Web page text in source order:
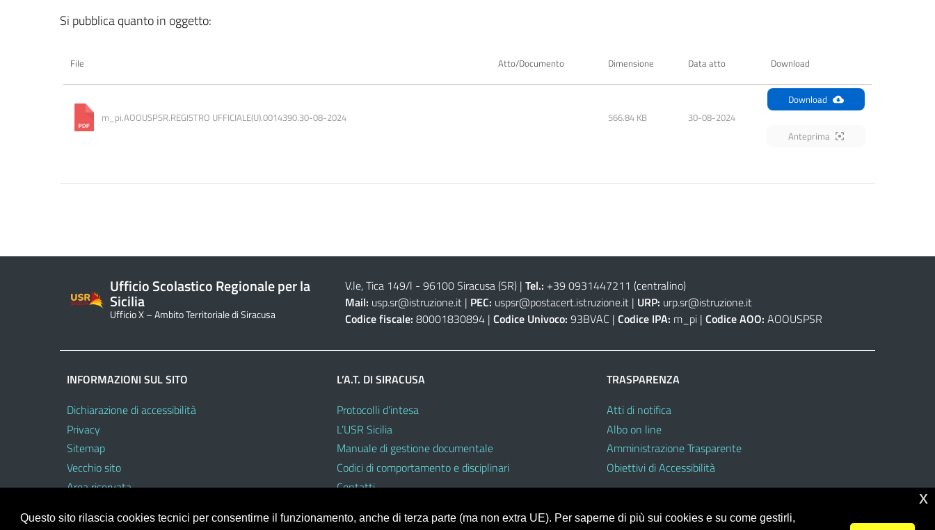
Si pubblica quanto in oggetto:
File Atto/Documento Dimensione Data atto Download
m_pi.AOOUSPSR.REGISTRO UFFICIALE(U).0014390.30-08-2024 566.84 KB 30-08-2024
Download
Anteprima
Ufficio Scolastico Regionale per la
Sicilia
Ufficio X – Ambito Territoriale di Siracusa
V.le, Tica 149/l - 96100 Siracusa (SR)| Tel.: +39 0931447211 (centralino)
Mail: usp.sr@istruzione.it| PEC: uspsr@postacert.istruzione.it| URP: urp.sr@istruzione.it
Codice fiscale: 80001830894 | Codice Univoco: 93BVAC | Codice IPA: m_pi | Codice AOO: AOOUSPSR
INFORMAZIONI SUL SITO
Dichiarazione di accessibilità
Privacy
Sitemap
Vecchio sito
Area riservata
L’A.T. DI SIRACUSA
Protocolli d’intesa
L’USR Sicilia
Manuale di gestione documentale
Codici di comportamento e disciplinari
Contatti
TRASPARENZA
Atti di notifica
Albo on line
Amministrazione Trasparente
Obiettivi di Accessibilità
Questo sito rilascia cookies tecnici per consentirne il funzionamento, anche di terza parte (ma non extra UE). Per saperne di più sui cookies e su come gestirli,
x